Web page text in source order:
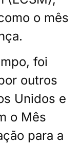
o mês
foi
outros
Unidos e
o Mês
para a